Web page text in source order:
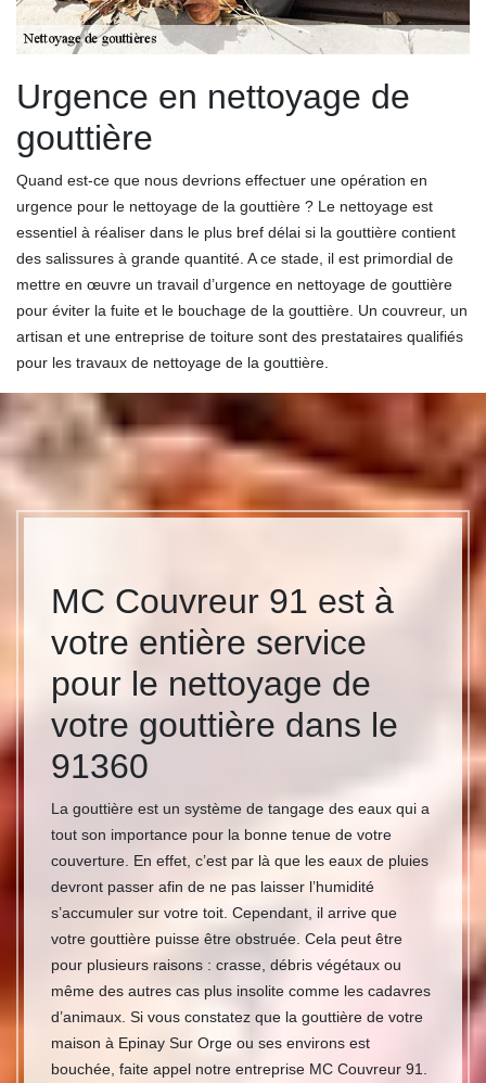
Urgence en nettoyage de
gouttière
Quand est-ce que nous devrions effectuer une opération en
urgence pour le nettoyage de la gouttière ? Le nettoyage est
essentiel à réaliser dans le plus bref délai si la gouttière contient
des salissures à grande quantité. A ce stade, il est primordial de
mettre en œuvre un travail d’urgence en nettoyage de gouttière
pour éviter la fuite et le bouchage de la gouttière. Un couvreur, un
artisan et une entreprise de toiture sont des prestataires qualifiés
pour les travaux de nettoyage de la gouttière.
MC Couvreur 91 est à
votre entière service
pour le nettoyage de
votre gouttière dans le
91360
La gouttière est un système de tangage des eaux qui a
tout son importance pour la bonne tenue de votre
couverture. En effet, c’est par là que les eaux de pluies
devront passer afin de ne pas laisser l’humidité
s’accumuler sur votre toit. Cependant, il arrive que
votre gouttière puisse être obstruée. Cela peut être
pour plusieurs raisons : crasse, débris végétaux ou
même des autres cas plus insolite comme les cadavres
d’animaux. Si vous constatez que la gouttière de votre
maison à Epinay Sur Orge ou ses environs est
bouchée, faite appel notre entreprise MC Couvreur 91.